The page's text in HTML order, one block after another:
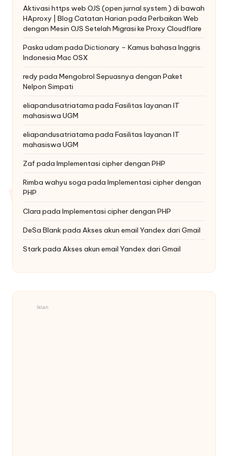
Aktivasi https web OJS (open jurnal system ) di bawah
HAproxy | Blog Catatan Harian pada Perbaikan Web
dengan Mesin OJS Setelah Migrasi ke Proxy Cloudflare
Paska udam pada Dictionary – Kamus bahasa Inggris
Indonesia Mac OSX
redy pada Mengobrol Sepuasnya dengan Paket
Nelpon Simpati
eliapandusatriatama pada Fasilitas layanan IT
mahasiswa UGM
eliapandusatriatama pada Fasilitas layanan IT
mahasiswa UGM
Zaf pada Implementasi cipher dengan PHP
Rimba wahyu soga pada Implementasi cipher dengan
PHP
Clara pada Implementasi cipher dengan PHP
DeSa Blankpada Akses akun email Yandex dari Gmail
Starkpada Akses akun email Yandex dari Gmail
Iklan